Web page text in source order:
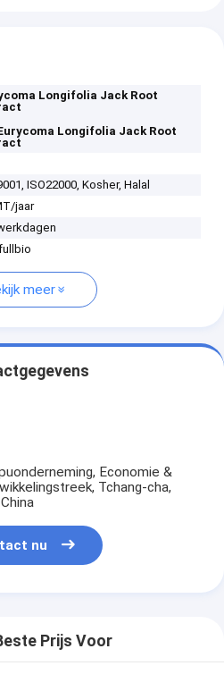
Longifolia Jack Root
Longifolia Jack Root
ISO22000, Kosher, Halal
jaar
meer
Economie &
Tchang-cha,
nu
Prijs Voor